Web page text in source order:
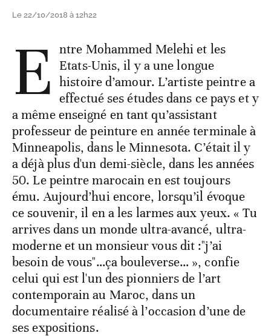
Le 22/10/2018 à 12h22
E ntre Mohammed Melehi et les
Etats-Unis, il y a une longue
histoire d’amour. L’artiste peintre a
effectué ses études dans ce pays et y
a même enseigné en tant qu’assistant
professeur de peinture en année terminale à
Minneapolis, dans le Minnesota. C’était il y
a déjà plus d'un demi-siècle, dans les années
50. Le peintre marocain en est toujours
ému. Aujourd’hui encore, lorsqu’il évoque
ce souvenir, il en a les larmes aux yeux. « Tu
arrives dans un monde ultra-avancé, ultra-
moderne et un monsieur vous dit :"j’ai
besoin de vous"…ça bouleverse… », confie
celui qui est l'un des pionniers de l’art
contemporain au Maroc, dans un
documentaire réalisé à l’occasion d’une de
ses expositions.